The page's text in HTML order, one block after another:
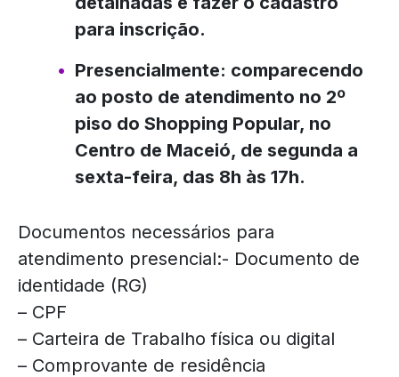
para inscrição.
Presencialmente: comparecendo
ao posto de atendimento no 2º
piso do Shopping Popular, no
Centro de Maceió, de segunda a
sexta-feira, das 8h às 17h.
Documentos necessários para
atendimento presencial:- Documento de
identidade (RG)
– CPF
– Carteira de Trabalho física ou digital
– Comprovante de residência